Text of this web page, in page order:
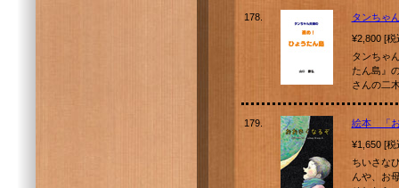
178.
タンちゃ
¥2,800 [
タンちゃ
たん島』
さんの二
179.
絵本 「お
¥1,650 [
ちいさな
んや、お